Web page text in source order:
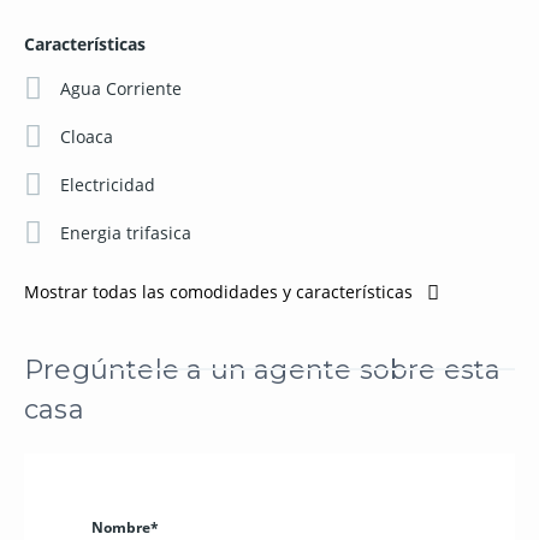
Características
Agua Corriente
Cloaca
Electricidad
Energia trifasica
Mostrar todas las comodidades y características
Pregúntele a un agente sobre esta
casa
Nombre*